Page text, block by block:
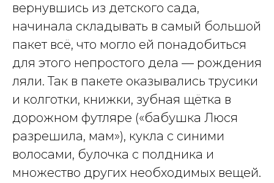
вернувшись из детского сада,
начинала складывать в самый большой
пакет всё, что могло ей понадобиться
для этого непростого дела — рождения
ляли. Так в пакете оказывались трусики
и колготки, книжки, зубная щётка в
дорожном футляре («бабушка Люся
разрешила, мам»), кукла с синими
волосами, булочка с полдника и
множество других необходимых вещей.